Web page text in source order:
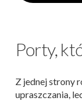
Porty,
Z jednej strony
upraszczania,